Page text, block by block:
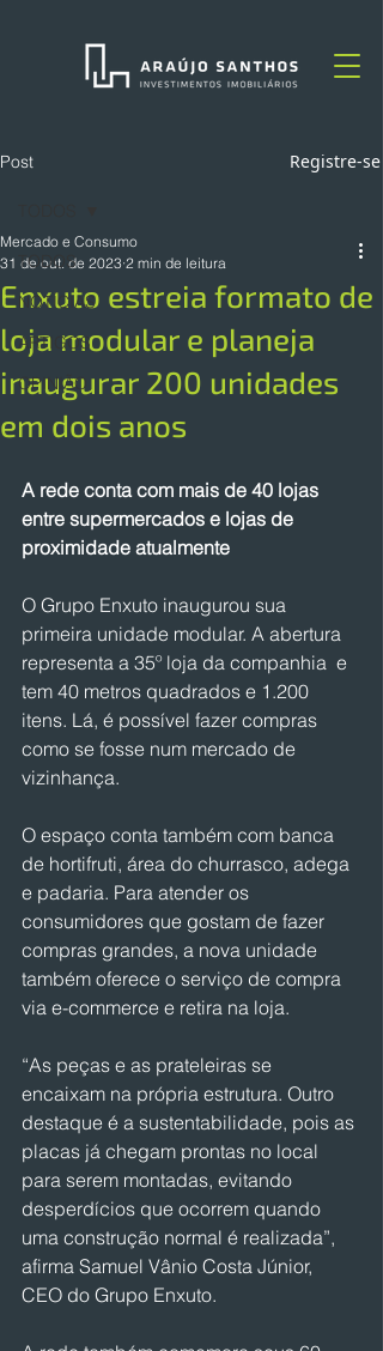
Post Registre-se
TODOS
NOTÍCIAS
ARTIGOS
OPINIÃO
Enxuto estreia formato de
loja modular e planeja
inaugurar 200 unidades
em dois anos
Mercado e Consumo
31 de out. de 2023 2 min de leitura
A rede conta com mais de 40 lojas
entre supermercados e lojas de
proximidade atualmente
O Grupo Enxuto inaugurou sua
primeira unidade modular. A abertura
representa a 35º loja da companhia  e
tem 40 metros quadrados e 1.200
itens. Lá, é possível fazer compras
como se fosse num mercado de
vizinhança.
O espaço conta também com banca
de hortifruti, área do churrasco, adega
e padaria. Para atender os
consumidores que gostam de fazer
compras grandes, a nova unidade
também oferece o serviço de compra
via e-commerce e retira na loja.
“As peças e as prateleiras se
encaixam na própria estrutura. Outro
destaque é a sustentabilidade, pois as
placas já chegam prontas no local
para serem montadas, evitando
desperdícios que ocorrem quando
uma construção normal é realizada”,
afirma Samuel Vânio Costa Júnior,
CEO do Grupo Enxuto.